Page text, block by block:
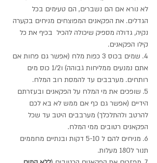
לא נורא אם הם נשברים, הם טעימים בכל
הגדלים. את הפקאנים המפוצחים מניחים בקערה
נקיה, גדולה מספיק שיכולה להכיל  בכיף את כל
קילו הפקאנים.
4. שמים בכוס 3 כפות מלח (אפשר גם פחות אם
אתם נמנעים ממליחות גבוהה) ו1/2 כוס מים
רותחים. מערבבים עד להמסת רוב המלח.
5. שופכים את מי המלח על הפקאנים ובעזרתם
הידיים (אפשר גם כף אם ממש לא בא לכם
להרטב ולהתלכלך) מערבבים היטב עד שכל
הפקאנים רטובים ממי המלח.
6. מניחים להם ל 5-10 דקות ובנתיים מחממים
תנור ל180 מעלות.